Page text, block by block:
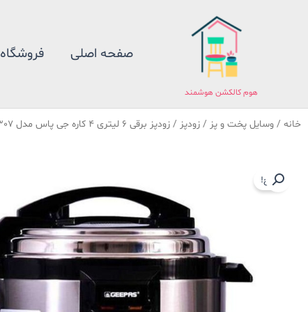
هوم کالکشن هوشمند
صفحه اصلی فروشگاه
خانه / وسایل پخت و پز / زودپز / زودپز برقی 6 لیتری 4 کاره جی پاس مدل 307
حراج!